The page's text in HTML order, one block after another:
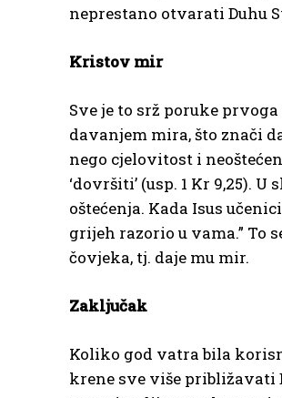
neprestano otvarati Duhu
Kristov mir
Sve je to srž poruke
davanjem mira, što znači
nego cjelovitost i
‘dovršiti’ (usp. 1 Kr 9,25).
oštećenja. Kada Isus
grijeh razorio u vama.” To
čovjeka, tj. daje mu mir.
Zaključak
Koliko god vatra bila
krene sve više približavati